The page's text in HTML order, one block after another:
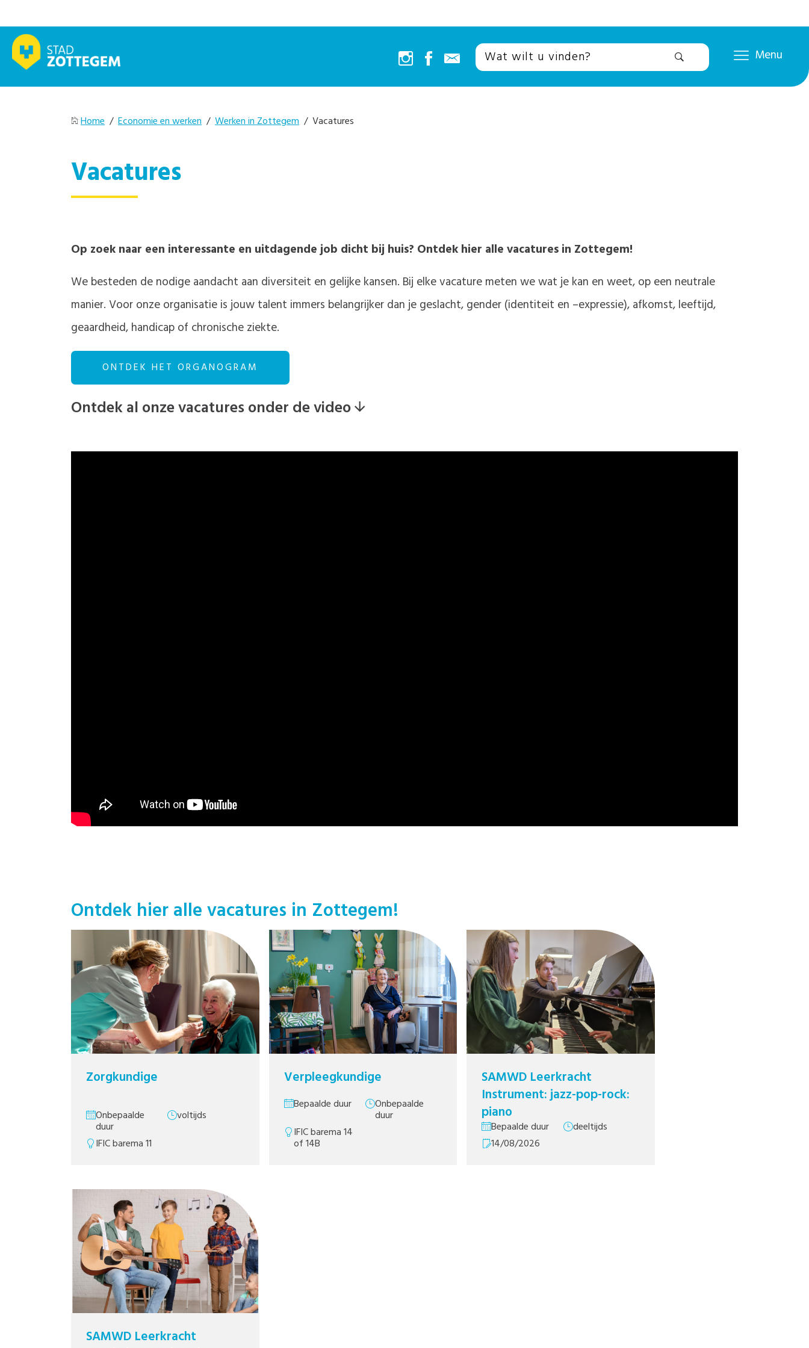
Menu
Home / Economie en werken / Werken in Zottegem / Vacatures
Vacatures
Op zoek naar een interessante en uitdagende job dicht bij huis? Ontdek hier alle vacatures in Zottegem!
We besteden de nodige aandacht aan diversiteit en gelijke kansen. Bij elke vacature meten we wat je kan en weet, op een neutrale
manier. Voor onze organisatie is jouw talent immers belangrijker dan je geslacht, gender (identiteit en –expressie), afkomst, leeftijd,
geaardheid, handicap of chronische ziekte.
ONTDEK HET ORGANOGRAM
Ontdek al onze vacatures onder de video
Ontdek hier alle vacatures in Zottegem!